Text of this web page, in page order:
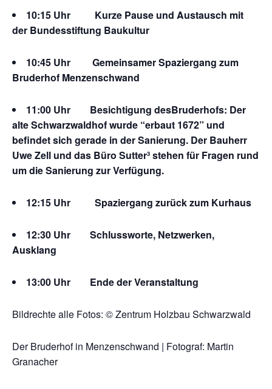
10:15 Uhr
Kurze Pause und Austausch mit
der Bundesstiftung Baukultur
10:45 Uhr
Gemeinsamer Spaziergang zum
Bruderhof Menzenschwand
11:00 Uhr Besichtigung desBruderhofs: Der
alte Schwarzwaldhof wurde “erbaut 1672” und
befindet sich gerade in der Sanierung. Der Bauherr
Uwe Zell und das Büro Sutter³ stehen für Fragen rund
um die Sanierung zur Verfügung.
12:15 Uhr Spaziergang zurück zum Kurhaus
12:30 Uhr Schlussworte, Netzwerken,
Ausklang
13:00 Uhr Ende der Veranstaltung
Bildrechte alle Fotos: © Zentrum Holzbau Schwarzwald
Der Bruderhof in Menzenschwand | Fotograf: Martin
Granacher